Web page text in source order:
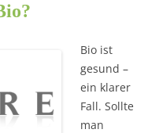
Bio ist
gesund –
ein klarer
Fall. Sollte
man